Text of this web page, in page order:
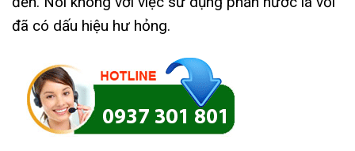
đã có dấu hiệu hư hỏng.